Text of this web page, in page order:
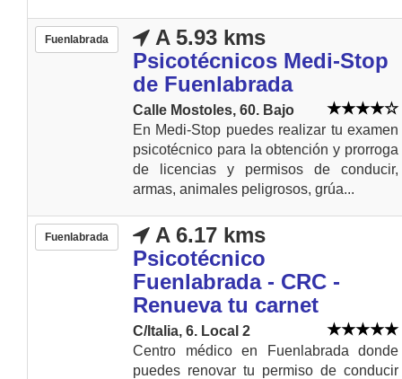
Fuenlabrada
A 5.93 kms
Psicotécnicos Medi-Stop
de Fuenlabrada
Calle Mostoles, 60. Bajo
En Medi-Stop puedes realizar tu examen
psicotécnico para la obtención y prorroga
de licencias y permisos de conducir,
armas, animales peligrosos, grúa...
Fuenlabrada
A 6.17 kms
Psicotécnico
Fuenlabrada - CRC -
Renueva tu carnet
C/Italia, 6. Local 2
Centro médico en Fuenlabrada donde
puedes renovar tu permiso de conducir